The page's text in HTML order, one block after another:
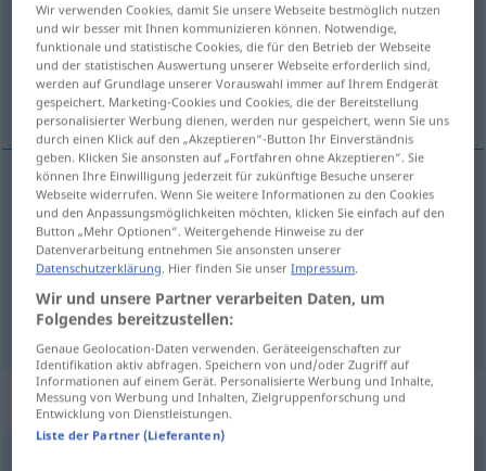
Übersicht aller Übersetzungen
(Für mehr Details die Übersetzung anklicken/antippen)
teilweise, Teil… parteiisch
teilweise,Teil… parcial
parteiisch parcial(≈ no objetivo)
Beispielsätze für "parcial"
Wir verwenden Cookies, damit Sie unsere Webseite bestmöglich nutzen
und wir besser mit Ihnen kommunizieren können. Notwendige,
funktionale und statistische Cookies, die für den Betrieb der Webseite
und der statistischen Auswertung unserer Webseite erforderlich sind,
werden auf Grundlage unserer Vorauswahl immer auf Ihrem Endgerät
gespeichert. Marketing-Cookies und Cookies, die der Bereitstellung
personalisierter Werbung dienen, werden nur gespeichert, wenn Sie uns
durch einen Klick auf den „Akzeptieren“-Button Ihr Einverständnis
geben. Klicken Sie ansonsten auf „Fortfahren ohne Akzeptieren“. Sie
können Ihre Einwilligung jederzeit für zukünftige Besuche unserer
Webseite widerrufen. Wenn Sie weitere Informationen zu den Cookies
und den Anpassungsmöglichkeiten möchten, klicken Sie einfach auf den
Button „Mehr Optionen“. Weitergehende Hinweise zu der
Datenverarbeitung entnehmen Sie ansonsten unserer
Datenschutzerklärung. Hier finden Sie unserImpressum.
Wir und unsere Partner verarbeiten Daten, um
Folgendes bereitzustellen:
Genaue Geolocation-Daten verwenden. Geräteeigenschaften zur
Identifikation aktiv abfragen. Speichern von und/oder Zugriff auf
Informationen auf einem Gerät. Personalisierte Werbung und Inhalte,
Messung von Werbung und Inhalten, Zielgruppenforschung und
Entwicklung von Dienstleistungen.
Liste der Partner (Lieferanten)